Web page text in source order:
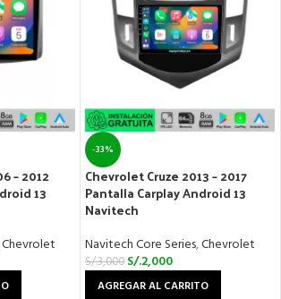
– 2012
13
Chevrolet
-33%
Chevrolet Cruze 2013 – 2017
Pantalla Carplay Android 13
Navitech
Navitech Core Series,Chevrolet
S/.3,000 S/.2,000
AGREGAR AL CARRITO